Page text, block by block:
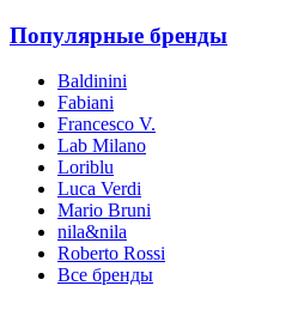
Популярные бренды
Baldinini
Fabiani
Francesco V.
Lab Milano
Loriblu
Luca Verdi
Mario Bruni
nila&nila
Roberto Rossi
Все бренды